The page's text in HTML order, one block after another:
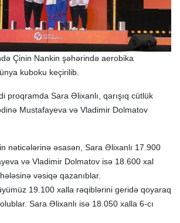
Çinin Nankin şəhərində aerobika
kuboku keçirilib.
proqramda Sara Əlixanlı, qarışıq cütlük
Mustafayeva və Vladimir Dolmatov
nəticələrinə əsasən, Sara Əlixanlı 17.900
və Vladimir Dolmatov isə 18.600 xal
vəsiqə qazanıblar.
19.100 xalla rəqiblərini geridə qoyaraq
olublar. Sara Əlixanlı isə 18.050 xalla 6-cı